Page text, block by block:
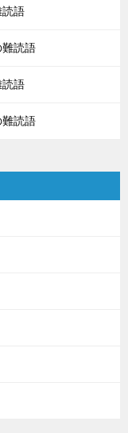
読語
難読語
読語
難読語